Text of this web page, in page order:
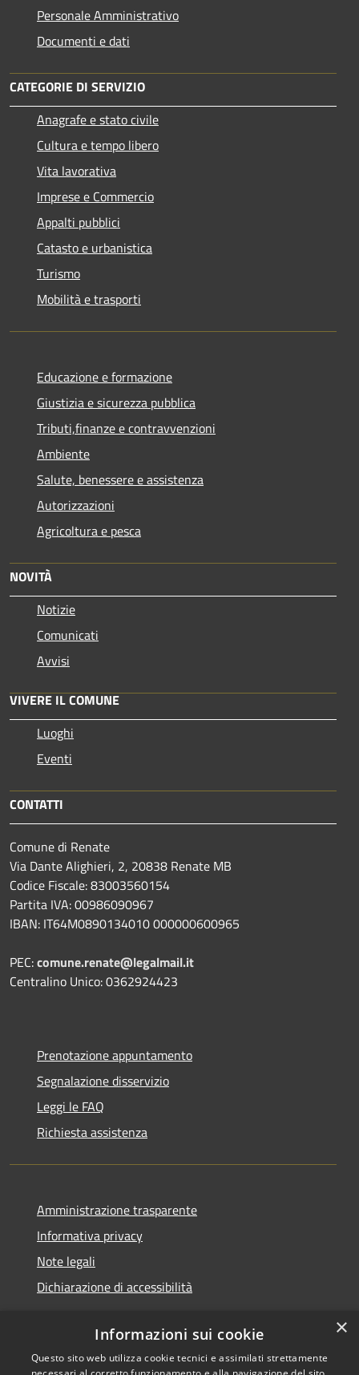
Personale Amministrativo
Documenti e dati
CATEGORIE DI SERVIZIO
Anagrafe e stato civile
Cultura e tempo libero
Vita lavorativa
Imprese e Commercio
Appalti pubblici
Catasto e urbanistica
Turismo
Mobilità e trasporti
Educazione e formazione
Giustizia e sicurezza pubblica
Tributi,finanze e contravvenzioni
Ambiente
Salute, benessere e assistenza
Autorizzazioni
Agricoltura e pesca
NOVITÀ
Notizie
Comunicati
Avvisi
VIVERE IL COMUNE
Luoghi
Eventi
CONTATTI
Comune di Renate
Via Dante Alighieri, 2, 20838 Renate MB
Codice Fiscale: 83003560154
Partita IVA: 00986090967
IBAN: IT64M0890134010 000000600965
PEC:comune.renate@legalmail.it
Centralino Unico: 0362924423
Prenotazione appuntamento
Segnalazione disservizio
Leggi le FAQ
Richiesta assistenza
Amministrazione trasparente
Informativa privacy
Note legali
Dichiarazione di accessibilità
RSS Copyright © 2026 • Comune di
×
Informazioni sui cookie
Questo sito web utilizza cookie tecnici e assimilati strettamente